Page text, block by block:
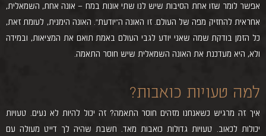
אפשר לומר שזו אחת הסיבות שיש לנו שתי אונות במח – אונה אחת, השמאלית,
אחראית להחזיק מפה של העולם. זו האונה ה”יודעת”. האונה הימנית, לעומת זאת,
כל הזמן בודקת שמה שאני יודע לגבי העולם באמת תואם את המציאות, ובמידה
ולא, היא מעדכנת את האונה השמאלית שיש חוסר התאמה.
למה טעויות כואבות?
איך זה מרגיש כשאנחנו מזהים חוסר התאמה? זה יכול להיות לא נעים. טעויות
יכולות לכאוב. טעויות גדולות כואבות מאד. חשבת שהיה לך דייט מעולה עם